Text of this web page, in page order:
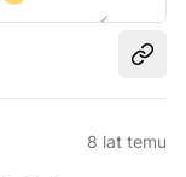
8 lat temu